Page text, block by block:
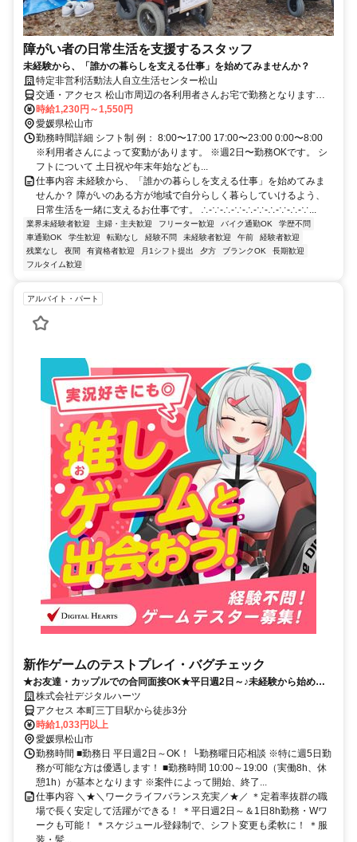
障がい者の日常生活を支援するスタッフ
未経験から、「誰かの暮らしを支える仕事」を始めてみませんか？
特定非営利活動法人自立生活センター松山
交通・アクセス 松山市周辺の各利用者さんお宅で勤務となります
（直行直帰）
時給1,230円～1,550円
愛媛県松山市
勤務時間詳細 シフト制 例： 8:00〜17:00 17:00〜23:00 0:00〜8:00
※利用者さんによって変動があります。 ※週2日〜勤務OKです。 シ
フトについて 土日祝や年末年始なども...
仕事内容 未経験から、「誰かの暮らしを支える仕事」を始めてみま
せんか？ 障がいのある方が地域で自分らしく暮らしていけるよう、
日常生活を一緒に支えるお仕事です。 ∴-∵-∴-∵-∴-∵-∴-∵-∴-∵...
業界未経験者歓迎 主婦・主夫歓迎 フリーター歓迎 バイク通勤OK
学歴不問
車通勤OK
学生歓迎 転勤なし 経験不問 未経験者歓迎 午前
経験者歓迎
残業なし
夜間 有資格者歓迎 月1シフト提出 夕方 ブランクOK
長期歓迎
フルタイム歓迎
アルバイト・パート
新作ゲームのテストプレイ・バグチェック
★お友達・カップルでの合同面接OK★平日週2日～♪未経験から始める
ゲームのエラーチェック業務！
株式会社デジタルハーツ
アクセス 本町三丁目駅から徒歩3分
時給1,033円以上
愛媛県松山市
勤務時間 ■勤務日 平日週2日～OK！ └勤務曜日応相談 ※特に週5日勤
務が可能な方は優遇します！ ■勤務時間 10:00～19:00（実働8h、休
憩1h）が基本となります ※案件によって開始、終了...
仕事内容 ＼★＼ワークライフバランス充実／★／ ＊定着率抜群の職
場で長く安定して活躍ができる！ ＊平日週2日～＆1日8h勤務・Wワ
ークも可能！ ＊スケジュール登録制で、シフト変更も柔軟に！ ＊服